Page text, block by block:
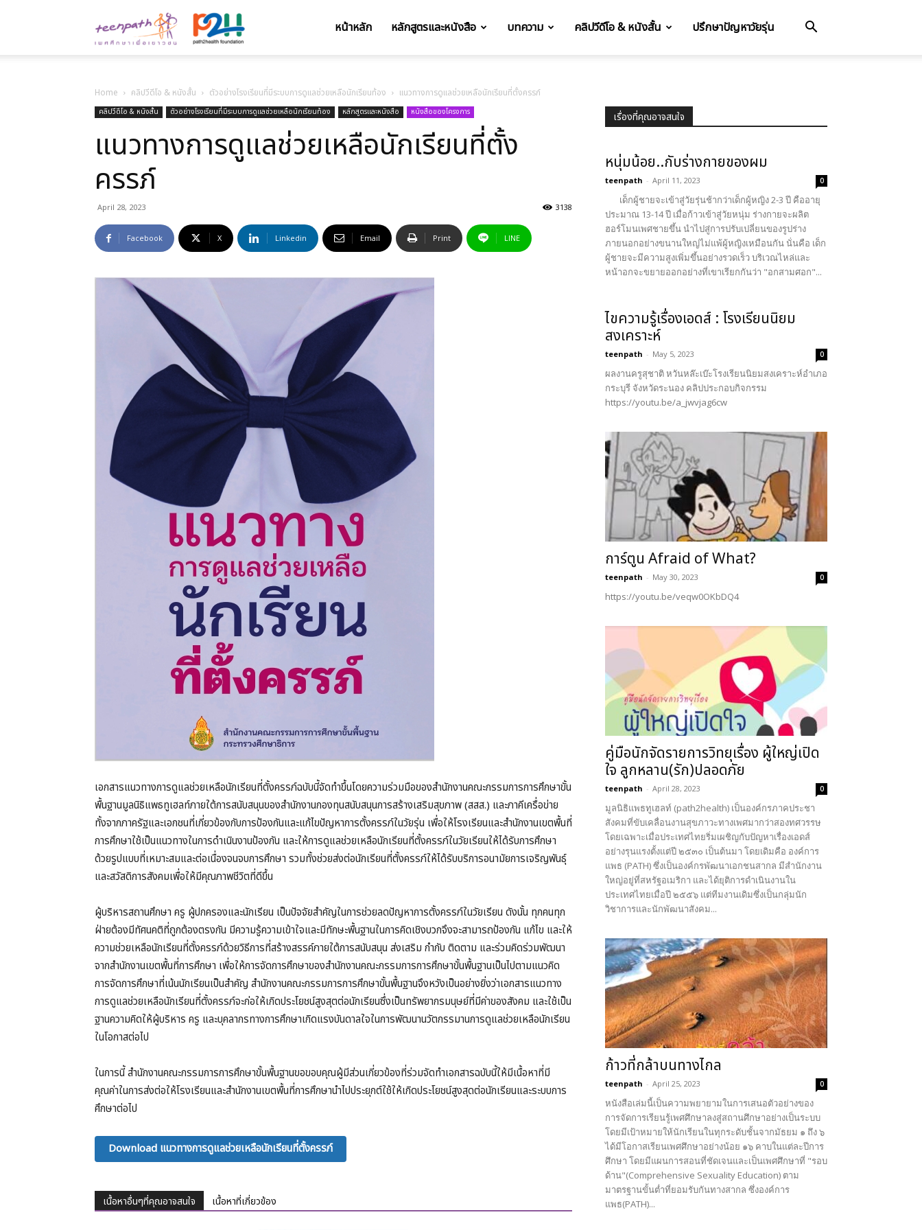
ศึกษา
เยาวชน
หน้าหลัก หลักสูตรและหนังสือ บทความ คลิปวีดีโอ & หนังสั้น ปรึกษาปัญหาวัยรุ่น
Home คลิปวีดีโอ & หนังสั้น ตัวอย่างโรงเรียนที่มีระบบการดูแลช่วยเหลือนักเรียนท้อง แนวทางการดูแลช่วยเหลือนักเรียนที่ตั้งครรภ์
คลิปวีดีโอ & หนังสั้น ตัวอย่างโรงเรียนที่มีระบบการดูแลช่วยเหลือนักเรียนท้อง หลักสูตรและหนังสือ หนังสือของโครงการ
แนวทางการดูแลช่วยเหลือนักเรียนที่ตั้ง
ครรภ์
April 28, 2023 3138
Facebook X Linkedin Email Print LINE
เอกสารแนวทางการดูแลช่วยเหลือนักเรียนที่ตั้งครรภ์ฉบับนี้จัดทำขึ้นโดยความร่วมมือของสำนักงานคณะกรรมการการศึกษาขั้น
พื้นฐานมูลนิธิแพธทูเฮลท์ภายใต้การสนับสนุนของสำนักงานกองทุนสนับสนุนการสร้างเสริมสุขภาพ (สสส.) และภาคีเครื่อข่าย
ทั้งจากภาครัฐและเอกชนที่เกี่ยวข้องกับการป้องกันและแก้ไขปัญหาการตั้งครรภ์ในวัยรุ่น เพื่อให้โรงเรียนและสำนักงานเขตพื้นที่
การศึกษาใช้เป็นแนวทางในการดำเนินงานป้องกัน และให้การดูแลช่วยเหลือนักเรียนที่ตั้งครรภ์ในวัยเรียนให้ได้รับการศึกษา
ด้วยรูปแบบที่เหมาะสมและต่อเนื่องจนจบการศึกษา รวมทั้งช่วยส่งต่อนักเรียนที่ตั้งครรภ์ให้ได้รับบริการอนามัยการเจริญพันธุ์
และสวัสดิการสังคมเพื่อให้มีคุณภาพชีวิตที่ดีขึ้น
ผู้บริหารสถานศึกษา ครู ผู้ปกครองและนักเรียน เป็นปัจจัยสำคัญในการช่วยลดปัญหาการตั้งครรภ์ในวัยเรียน ดังนั้น ทุกคนทุก
ฝ่ายต้องมีทัศนคติที่ถูกต้องตรงกัน มีความรู้ความเข้าใจและมีทักษะพื้นฐานในการคิดเชิงบวกจึงจะสามารถป้องกัน แก้ไข และให้
ความช่วยเหลือนักเรียนที่ตั้งครรภ์ด้วยวิธีการที่สร้างสรรค์ภายใต้การสนับสนุน ส่งเสริม กำกับ ติดตาม และร่วมคิดร่วมพัฒนา
จากสำนักงานเขตพื้นที่การศึกษา เพื่อให้การจัดการศึกษาของสำนักงานคณะกรรมการการศึกษาขั้นพื้นฐานเป็นไปตามแนวคิด
การจัดการศึกษาที่เน้นนักเรียนเป็นสำคัญ สำนักงานคณะกรรมการการศึกษาขั้นพื้นฐานจึงหวังเป็นอย่างยิ่งว่าเอกสารแนวทาง
การดูแลช่วยเหลือนักเรียนที่ตั้งครรภ์จะก่อให้เกิดประโยชน์สูงสุตต่อนักเรียนซึ่งเป็นทรัพยากรมนุษย์ที่มีค่าของสังคม และใช้เป็น
ฐานความคิดให้ผู้บริหาร ครู และบุคลากรทางการศึกษาเกิดแรงบันดาลใจในการพัฒนานวัตกรรมานการดูแลช่วยเหลือนักเรียน
ในโอกาสต่อไป
ในการนี้ สำนักงานคณะกรรมการการศึกษาขั้นพื้นฐานขอขอบคุณผู้มีส่วนเกี่ยวข้องที่ร่วมจัดทำเอกสารฉบับนี้ให้มีเนื้อหาที่มี
คุณค่าในการส่งต่อให้โรงเรียนและสำนักงานเขตพื้นที่การศึกษานำไปประยุกต์ใช้ให้เกิดประโยชน์สูงสุดต่อนักเรียนและระบบการ
ศึกษาต่อไป
Download แนวทางการดูแลช่วยเหลือนักเรียนที่ตั้งครรภ์
เนื้อหาอื่นๆที่คุณอาจสนใจ เนื้อหาที่เกี่ยวข้อง
เรื่องที่คุณอาจสนใจ
หนุ่มน้อย..กับร่างกายของผม
teenpath - April 11, 2023 0
เด็กผู้ชายจะเข้าสู่วัยรุ่นช้ากว่าเด็กผู้หญิง 2-3 ปี คืออายุ
ประมาณ 13-14 ปี เมื่อก้าวเข้าสู่วัยหนุ่ม ร่างกายจะผลิต
ฮอร์โมนเพศชายขึ้น นำไปสู่การปรับเปลี่ยนของรูปร่าง
ภายนอกอย่างขนานใหญ่ไม่แพ้ผู้หญิงเหมือนกัน นั่นคือ เด็ก
ผู้ชายจะมีความสูงเพิ่มขึ้นอย่างรวดเร็ว บริเวณไหล่และ
หน้าอกจะขยายออกอย่างที่เขาเรียกกันว่า "อกสามศอก"...
ไขความรู้เรื่องเอดส์ : โรงเรียนนิยม
สงเคราะห์
teenpath - May 5, 2023 0
ผลงานครูสุชาติ หวันหล๊ะเบ๊ะโรงเรียนนิยมสงเคราะห์อำเภอ
กระบุรี จังหวัดระนอง คลิปประกอบกิจกรรม
https://youtu.be/a_jwvjag6cw
การ์ตูน Afraid of What?
teenpath - May 30, 2023 0
https://youtu.be/veqw0OKbDQ4
คู่มือนักจัดรายการวิทยุเรื่อง ผู้ใหญ่เปิด
ใจ ลูกหลาน(รัก)ปลอดภัย
teenpath - April 28, 2023 0
มูลนิธิแพธทูเฮลท์ (path2health) เป็นองค์กรภาคประชา
สังคมที่ขับเคลื่อนงานสุขภาวะทางเพศมากว่าสองทศวรรษ
โดยเฉพาะเมื่อประเทศไทยริ่มเผชิญกับปัญหาเรื่องเอดส์
อย่างรุนแรงตั้งแต่ปี ๒๕๓๐ เป็นต้นมา โดยเดิมคือ องค์การ
แพธ (PATH) ซึ่งเป็นองค์กรพัฒนาเอกชนสากล มีสำนักงาน
ใหญ่อยู่ที่สหรัฐอเมริกา และได้ยุติการดำเนินงานใน
ประเทศไทยเมื่อปี ๒๕๕๖ แต่ทีมงานเดิมซึ่งเป็นกลุ่มนัก
วิชาการและนักพัฒนาสังคม...
ก้าวที่กล้าบนทางไกล
teenpath - April 25, 2023 0
หนังสือเล่มนี้เป็นความพยายามในการเสนอตัวอย่างของ
การจัดการเรียนรู้เพศศึกษาลงสู่สถานศึกษาอย่างเป็นระบบ
โดยมีเป้าหมายให้นักเรียนในทุกระดับชั้นจากมัธยม ๑ ถึง ๖
ได้มีโอกาสเรียนเพศศึกษาอย่างน้อย ๑๖ คาบในแต่ละปีการ
ศึกษา โดยมีแผนการสอนที่ชัดเจนและเป็นเพศศึกษาที่ "รอบ
ด้าน"(Comprehensive Sexuality Education) ตาม
มาตรฐานขั้นต่ำที่ยอมรับกันทางสากล ซึ่งองค์การ
แพธ(PATH)...